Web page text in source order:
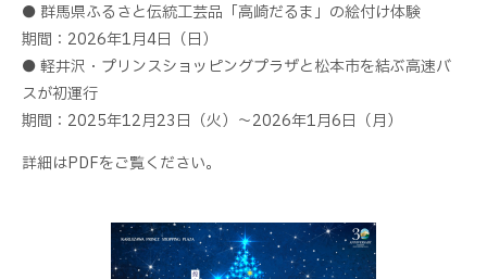
● 群馬県ふるさと伝統工芸品「高崎だるま」の絵付け体験
期間：2026年1月4日（日）
● 軽井沢・プリンスショッピングプラザと松本市を結ぶ高速バ
スが初運行
期間：2025年12月23日（火）～2026年1月6日（月）
詳細はPDFをご覧ください。